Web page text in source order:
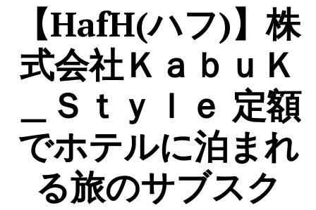
【HafH(ハフ)】株
式会社ＫａｂｕＫ
＿Ｓｔｙｌｅ 定額
でホテルに泊まれ
る旅のサブスク